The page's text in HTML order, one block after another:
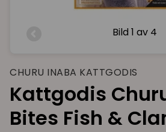
Bild 1 av 4
CHURU INABA KATTGODIS
Kattgodis
Bites Fish &